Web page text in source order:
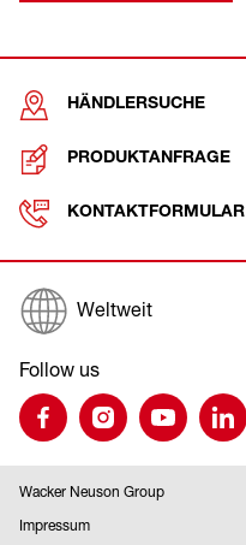
HÄNDLERSUCHE
PRODUKTANFRAGE
KONTAKTFORMULAR
Weltweit
Follow us
Wacker Neuson Group
Impressum